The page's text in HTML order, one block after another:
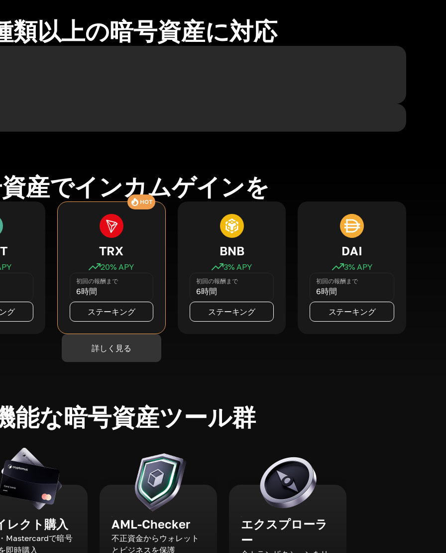
類以上の暗号資産に対応
産でインカムゲインを
グ
HOT
TRX
20% APY
初回の報酬まで
6時間
ステーキング
BNB
3% APY
初回の報酬まで
6時間
ステーキング
DAI
3% APY
初回の報酬まで
6時間
ステーキング
詳しく見る
能な暗号資産ツール群
レクト購入
Mastercardで暗号
即時購入
AML-Checker
不正資金からウォレット
とビジネスを保護
エクスプローラ
ー